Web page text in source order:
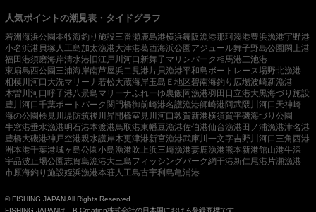
人気ポイントの潮見表・タイドグラフ
若洲海浜公園本牧海釣り施設三番瀬鹿島港横浜舞阪漁港那珂湊港豊浜漁港宇野港
小名浜港 貝塚人工島加太漁港大津港葛西海浜公園 アジュール舞子野島公園 閖上港
福田港須磨海岸清水港 旧江戸川河口 新舞子マリンパーク相馬港三池港
東扇島西公園 三浦海岸南芦屋浜二見港 片貝漁港平和島ボートレース場野北漁港
相模川河口 大洗マリーナ若松大蔵海岸玉島Ｅ地区碧南海釣り広場波崎新漁港
木曽川河口呼子港八景島マリーナふれーゆ裏飯岡漁港羽田 日立港大黒海づり施設
豊川河口千葉ポートパーク 関門橋御前崎港名護漁港師崎港 阿武隈川河口 天神崎
海の公園検見川堤防筑後川昇開橋室見川河口敦賀新港横須賀平磯海づり公園
牛窓港垂水漁港明石港本渡港鳥取港東幡豆漁港佐伯港仙台漁港 田ノ浦漁港津名港
豊橋大磯港神戸空港親水護岸木更津港新宮漁港武庫川一文字吉野川河口 三角西港
洲本港千葉港城ヶ島公園小島漁港吹上浜三崎漁港妻鹿漁港熊本新港館山港牛深
宇品波止場公園志賀島漁港大三島フィッシングパーク網干港新仁尾港 片瀬漁港
市原海釣り施設姪浜漁港本荘人工島古宇利島亀浦港
© FISHING JAPAN All Rights Reserved.
FISHING JAPANは、B.Creation株式会社の日本国における登録商標です。